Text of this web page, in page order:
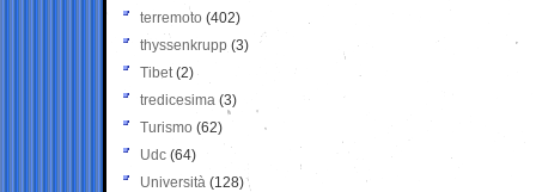
terremoto (402)
thyssenkrupp (3)
Tibet(2)
tredicesima (3)
Turismo (62)
Udc (64)
Università (128)